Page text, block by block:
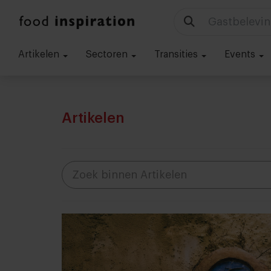
Artikelen Sectoren Transities Events
Artikelen